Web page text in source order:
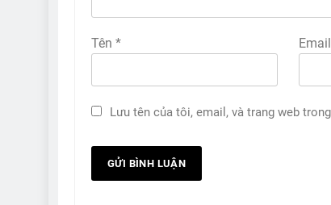
Tên * Email
Lưu tên của tôi, email, và trang web